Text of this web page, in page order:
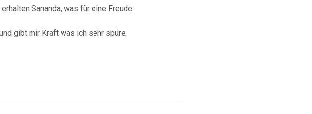
Sananda, was für eine Freude.
gibt mir Kraft was ich sehr spüre.